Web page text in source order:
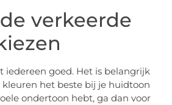
verkeerde
iedereen goed. Het is belangrijk
het beste bij je huidtoon
ondertoon hebt, ga dan voor